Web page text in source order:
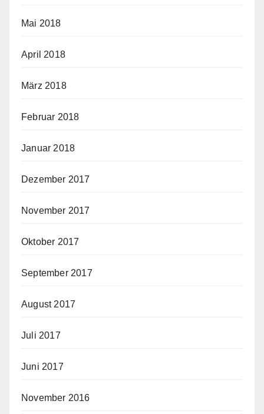
Mai 2018
April 2018
März 2018
Februar 2018
Januar 2018
Dezember 2017
November 2017
Oktober 2017
September 2017
August 2017
Juli 2017
Juni 2017
November 2016